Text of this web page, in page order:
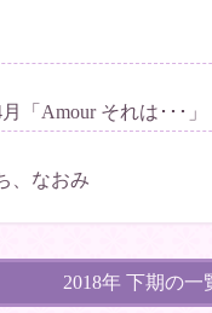
「Amour それは･･･」
、なおみ
2018年 下期の一